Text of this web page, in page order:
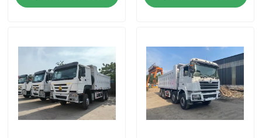
Visita alla fabbrica